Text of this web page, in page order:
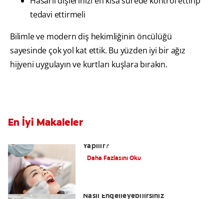
tedavi ettirmeli
Bilimle ve modern diş hekimliğinin öncülüğü
sayesinde çok yol kat ettik. Bu yüzden iyi bir ağız
hijyeni uygulayın ve kurtları kuşlara bırakın.
En İyi Makaleler
Yapılır?
Daha Fazlasını Oku
Nasıl Engelleyebilirsiniz